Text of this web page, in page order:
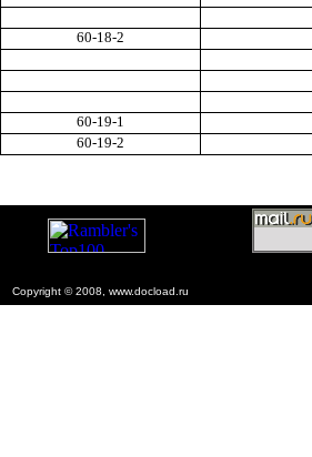
60-18-2
60-19-1
60-19-2
Copyright © 2008, www.docload.ru